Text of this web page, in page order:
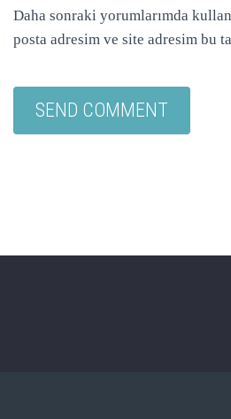
Daha sonraki yorumlarımda
posta adresim ve site adresim bu